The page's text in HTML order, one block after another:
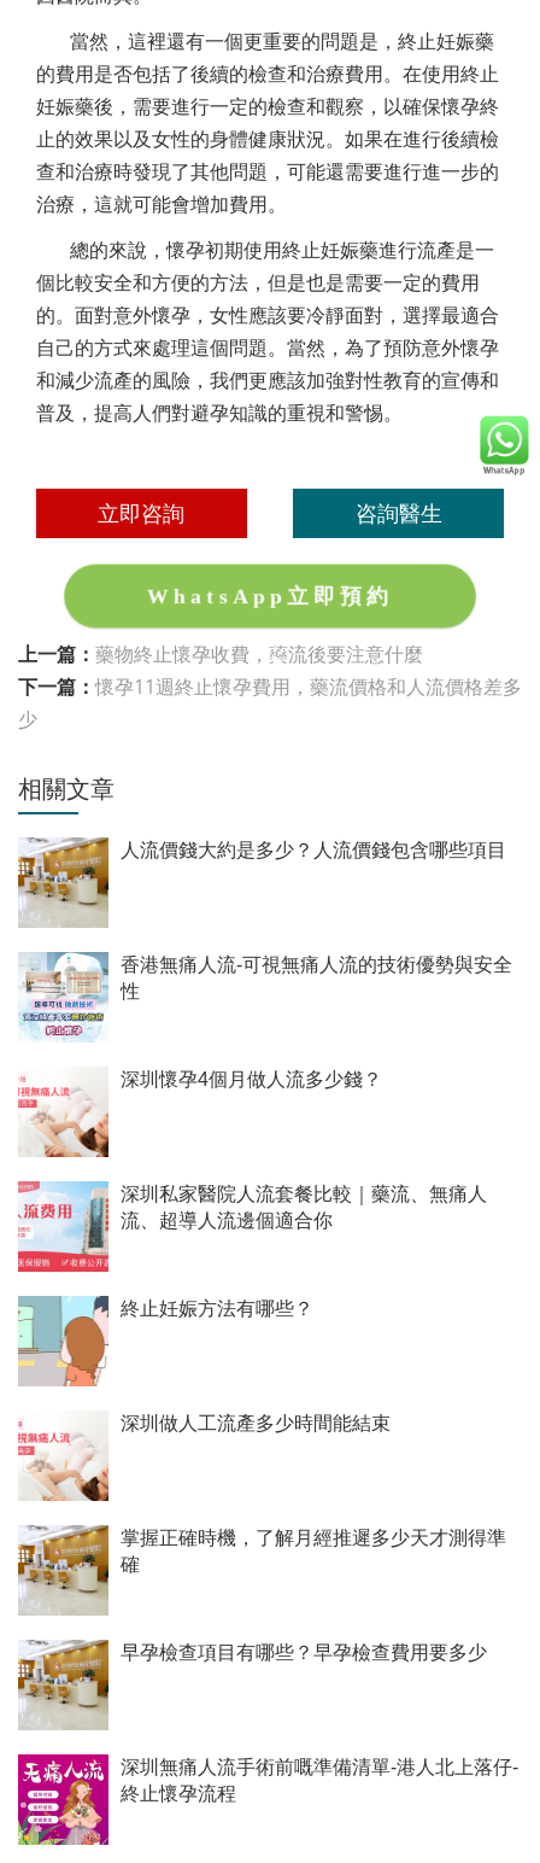
當然，這裡還有一個更重要的問題是，終止妊娠藥
的費用是否包括了後續的檢查和治療費用。在使用終止
妊娠藥後，需要進行一定的檢查和觀察，以確保懷孕終
止的效果以及女性的身體健康狀況。如果在進行後續檢
查和治療時發現了其他問題，可能還需要進行進一步的
治療，這就可能會增加費用。
總的來說，懷孕初期使用終止妊娠藥進行流產是一
個比較安全和方便的方法，但是也是需要一定的費用
的。面對意外懷孕，女性應該要冷靜面對，選擇最適合
自己的方式來處理這個問題。當然，為了預防意外懷孕
和減少流產的風險，我們更應該加強對性教育的宣傳和
普及，提高人們對避孕知識的重視和警惕。
立即咨詢 咨詢醫生
WhatsApp立即預約
上一篇： 藥物終止懷孕收費，藥流後要注意什麼
下一篇：懷孕11週終止懷孕費用，藥流價格和人流價格差多
少
相關文章
人流價錢大約是多少？人流價錢包含哪些項目
香港無痛人流-可視無痛人流的技術優勢與安全
性
深圳懷孕4個月做人流多少錢？
深圳私家醫院人流套餐比較｜藥流、無痛人
流、超導人流邊個適合你
終止妊娠方法有哪些？
深圳做人工流產多少時間能結束
掌握正確時機，了解月經推遲多少天才測得準
確
早孕檢查項目有哪些？早孕檢查費用要多少
深圳無痛人流手術前嘅準備清單-港人北上落仔-
終止懷孕流程